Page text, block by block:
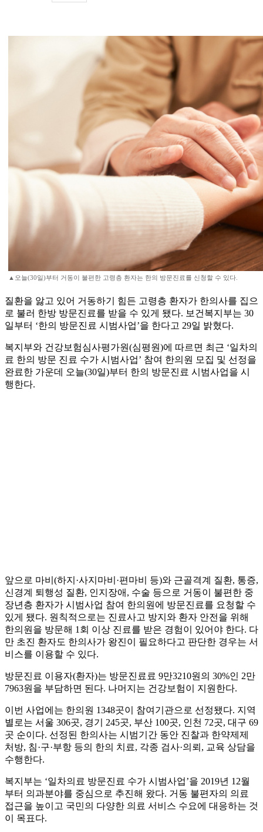
▲오늘(30일)부터 거동이 불편한 고령층 환자는 한의 방문진료를 신청할 수 있다.
질환을 앓고 있어 거동하기 힘든 고령층 환자가 한의사를 집으
로 불러 한방 방문진료를 받을 수 있게 됐다. 보건복지부는 30
일부터 ‘한의 방문진료 시범사업’을 한다고 29일 밝혔다.
복지부와 건강보험심사평가원(심평원)에 따르면 최근 ‘일차의
료 한의 방문 진료 수가 시범사업’ 참여 한의원 모집 및 선정을
완료한 가운데 오늘(30일)부터 한의 방문진료 시범사업을 시
행한다.
앞으로 마비(하지·사지마비·편마비 등)와 근골격계 질환, 통증,
신경계 퇴행성 질환, 인지장애, 수술 등으로 거동이 불편한 중
장년층 환자가 시범사업 참여 한의원에 방문진료를 요청할 수
있게 됐다. 원칙적으로는 진료사고 방지와 환자 안전을 위해
한의원을 방문해 1회 이상 진료를 받은 경험이 있어야 한다. 다
만 초진 환자도 한의사가 왕진이 필요하다고 판단한 경우는 서
비스를 이용할 수 있다.
방문진료 이용자(환자)는 방문진료료 9만3210원의 30%인 2만
7963원을 부담하면 된다. 나머지는 건강보험이 지원한다.
이번 사업에는 한의원 1348곳이 참여기관으로 선정됐다. 지역
별로는 서울 306곳, 경기 245곳, 부산 100곳, 인천 72곳, 대구 69
곳 순이다. 선정된 한의사는 시범기간 동안 진찰과 한약제제
처방, 침·구·부항 등의 한의 치료, 각종 검사·의뢰, 교육 상담을
수행한다.
복지부는 ‘일차의료 방문진료 수가 시범사업’을 2019년 12월
부터 의과분야를 중심으로 추진해 왔다. 거동 불편자의 의료
접근을 높이고 국민의 다양한 의료 서비스 수요에 대응하는 것
이 목표다.